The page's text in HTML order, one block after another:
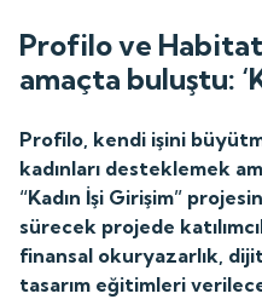
Profilo ve
amaçta buluştu:
Profilo, kendi işini
kadınları desteklemek
“Kadın İşi Girişim”
sürecek projede
finansal okuryazarlık,
tasarım eğitimleri